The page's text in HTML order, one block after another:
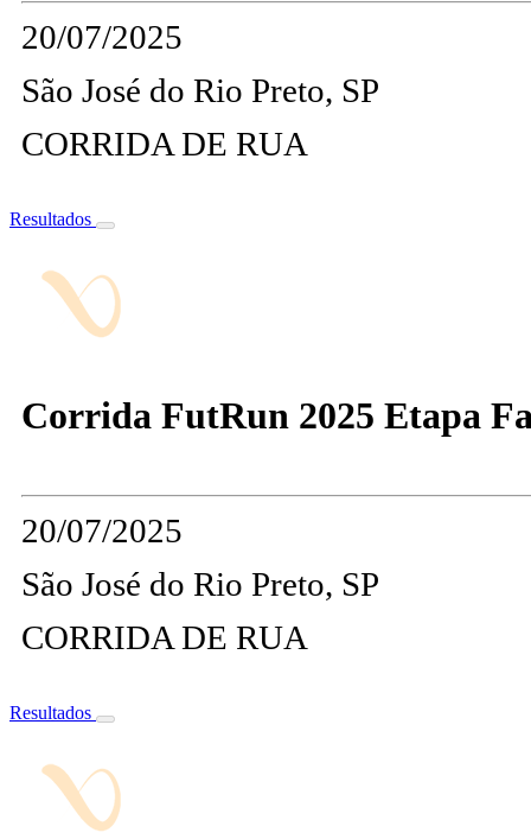
20/07/2025
São José do Rio Preto, SP
CORRIDA DE RUA
Resultados
Corrida FutRun 2025 Etapa
20/07/2025
São José do Rio Preto, SP
CORRIDA DE RUA
Resultados